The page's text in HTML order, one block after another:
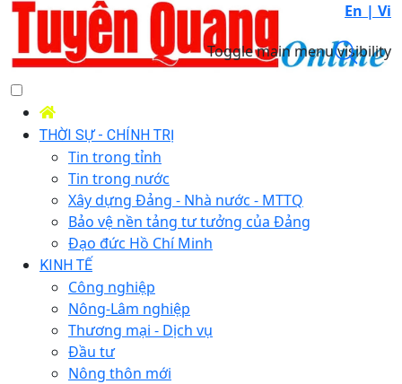
En | Vi
Toggle main menu visibility
THỜI SỰ - CHÍNH TRỊ
Tin trong tỉnh
Tin trong nước
Xây dựng Đảng - Nhà nước - MTTQ
Bảo vệ nền tảng tư tưởng của Đảng
Đạo đức Hồ Chí Minh
KINH TẾ
Công nghiệp
Nông-Lâm nghiệp
Thương mại - Dịch vụ
Đầu tư
Nông thôn mới